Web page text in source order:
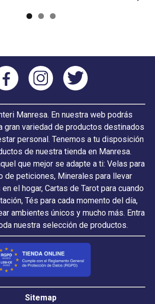
Manresa. En nuestra web podrás
gran variedad de productos destinados
personal. Tenemos a tu disposición
de nuestra tienda en Manresa.
que mejor se adapte a ti: Velas para
de peticiones, Minerales para llevar
el hogar, Cartas de Tarot para cuando
Tés para cada momento del día,
ambientes únicos y mucho más. Entra
nuestra selección de productos.
Sitemap